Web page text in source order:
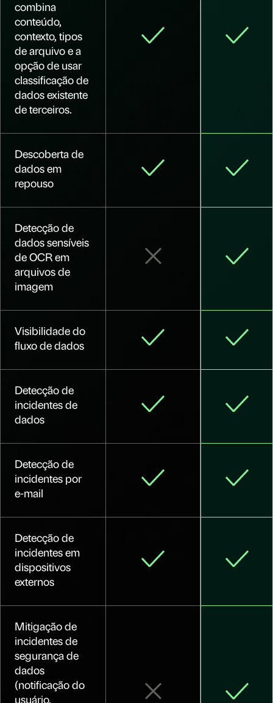
combina
conteúdo,
contexto, tipos
de arquivo e a
opção de usar
classificação de
dados existente
de terceiros.
Descoberta de
dados em
repouso
Detecção de
dados sensíveis
de OCR em
arquivos de
imagem
Visibilidade do
fluxo de dados
Detecção de
incidentes de
dados
Detecção de
incidentes por
e-mail
Detecção de
incidentes em
dispositivos
externos
Mitigação de
incidentes de
segurança de
dados
(notificação do